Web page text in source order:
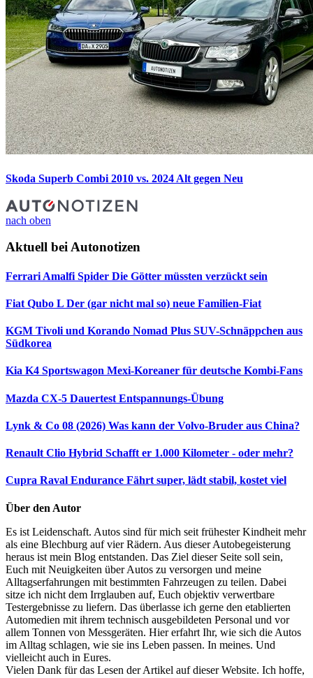
Skoda Superb Combi 2010 vs. 2024 Alt gegen Neu
nach oben
Aktuell bei Autonotizen
Ferrari Amalfi Spider Die Götter müssten verzückt sein
Fiat Qubo L Der (gar nicht mal so) neue Familien-Fiat
KGM Tivoli und Korando Nomad Plus SUV-Schnäppchen aus
Südkorea
Kia K4 Sportswagon Mexi-Koreaner für deutsche Kombi-Fans
Mazda CX-5 Dauertest Entspannungs-Übung
Lynk & Co 08 (2026) Was kann der Volvo-Bruder aus China?
Renault Clio Hybrid Schafft er 1.000 Kilometer - oder mehr?
Cupra Raval Endurance Fährt super, lädt stabil, kostet viel
Über den Autor
Es ist Leidenschaft. Autos sind für mich seit frühester Kindheit mehr
als eine Blechburg auf vier Rädern. Aus dieser Autobegeisterung
heraus ist mein Blog entstanden. Das Ziel dieser Seite soll sein,
Euch mit Neuigkeiten über Autos zu versorgen und meine
Alltagserfahrungen mit bestimmten Fahrzeugen zu teilen. Dabei
sitze ich nicht dem Irrglauben auf, Euch objektiv verwertbare
Testergebnisse zu liefern. Das überlasse ich gerne den etablierten
Automedien mit ihrem technisch ausgebildeten Personal und vor
allem Tonnen von Messgeräten. Hier erfahrt Ihr, wie sich die Autos
im Alltag schlagen, wie sie ins Leben passen. In meines. Und
vielleicht auch in Eures.
Vielen Dank für das Lesen der Artikel auf dieser Website. Ich hoffe,